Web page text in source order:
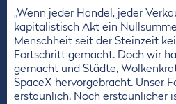
„Wenn jeder Handel, jeder
kapitalistisch Akt ein
Menschheit seit der Steinzeit
Fortschritt gemacht. Doch wir
gemacht und Städte,
SpaceX hervorgebracht. Unser
erstaunlich. Noch erstaunlicher